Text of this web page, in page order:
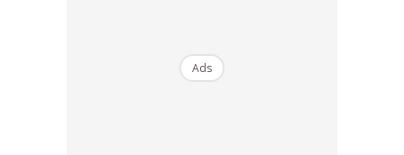
bersama suaminya yang berangkat awal 2 hari sebelum
Ads